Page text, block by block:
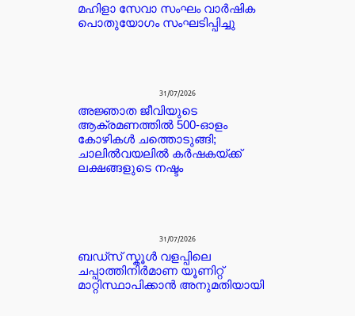
മഹിളാ സേവാ സംഘം വാർഷിക
പൊതുയോഗം സംഘടിപ്പിച്ചു
31/07/2026
അജ്ഞാത ജീവിയുടെ
ആക്രമണത്തിൽ 500-ഓളം
കോഴികൾ ചത്തൊടുങ്ങി;
ചാലിൽവയലിൽ കർഷകയ്ക്ക്
ലക്ഷങ്ങളുടെ നഷ്ടം
31/07/2026
ബഡ്‌സ് സ്കൂൾ വളപ്പിലെ
ചപ്പാത്തിനിർമാണ യൂണിറ്റ്
മാറ്റിസ്ഥാപിക്കാൻ അനുമതിയായി